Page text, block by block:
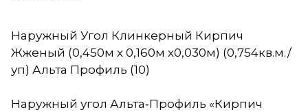
Наружный Угол Клинкерный Кирпич
Жженый (0,450м х 0,160м х0,030м) (0,754кв.м./
уп) Альта Профиль (10)
Наружный угол Альта‑Профиль «Кирпич